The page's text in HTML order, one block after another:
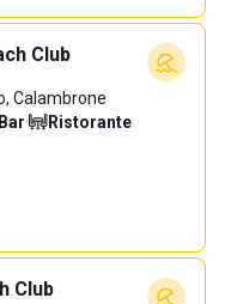
Club
Calambrone
Bar· Ristorante
Club